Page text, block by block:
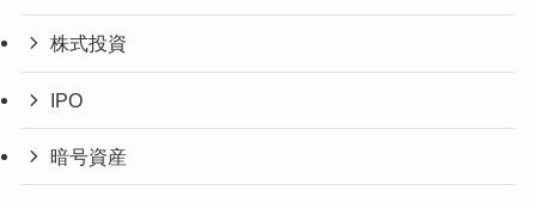
株式投資
IPO
暗号資産